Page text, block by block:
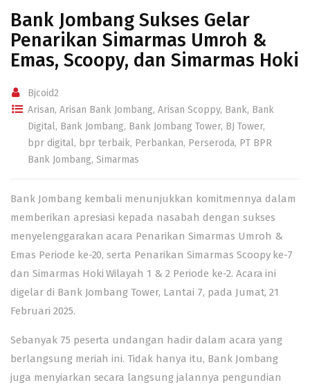
Bank Jombang Sukses Gelar
Penarikan Simarmas Umroh &
Emas, Scoopy, dan Simarmas Hoki
Bjcoid2
Arisan, Arisan Bank Jombang, Arisan Scoppy, Bank, Bank
Digital, Bank Jombang, Bank Jombang Tower, BJ Tower,
bpr digital, bpr terbaik, Perbankan, Perseroda, PT BPR
Bank Jombang, Simarmas
Bank Jombang kembali menunjukkan komitmennya dalam
memberikan apresiasi kepada nasabah dengan sukses
menyelenggarakan acara Penarikan Simarmas Umroh &
Emas Periode ke-20, serta Penarikan Simarmas Scoopy ke-7
dan Simarmas Hoki Wilayah 1 & 2 Periode ke-2. Acara ini
digelar di Bank Jombang Tower, Lantai 7, pada Jumat, 21
Februari 2025.
Sebanyak 75 peserta undangan hadir dalam acara yang
berlangsung meriah ini. Tidak hanya itu, Bank Jombang
juga menyiarkan secara langsung jalannya pengundian